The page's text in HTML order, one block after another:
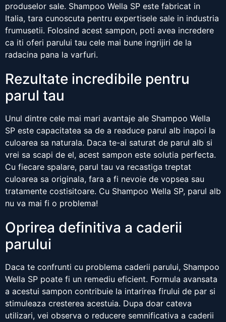
produselor sale. Shampoo Wella SP este fabricat in
Italia, tara cunoscuta pentru expertisele sale in industria
frumusetii. Folosind acest sampon, poti avea incredere
ca iti oferi parului tau cele mai bune ingrijiri de la
radacina pana la varfuri.
Rezultate incredibile pentru
parul tau
Unul dintre cele mai mari avantaje ale Shampoo Wella
SP este capacitatea sa de a readuce parul alb inapoi la
culoarea sa naturala. Daca te-ai saturat de parul alb si
vrei sa scapi de el, acest sampon este solutia perfecta.
Cu fiecare spalare, parul tau va recastiga treptat
culoarea sa originala, fara a fi nevoie de vopsea sau
tratamente costisitoare. Cu Shampoo Wella SP, parul alb
nu va mai fi o problema!
Oprirea definitiva a caderii
parului
Daca te confrunti cu problema caderii parului, Shampoo
Wella SP poate fi un remediu eficient. Formula avansata
a acestui sampon contribuie la intarirea firului de par si
stimuleaza cresterea acestuia. Dupa doar cateva
utilizari, vei observa o reducere semnificativa a caderii